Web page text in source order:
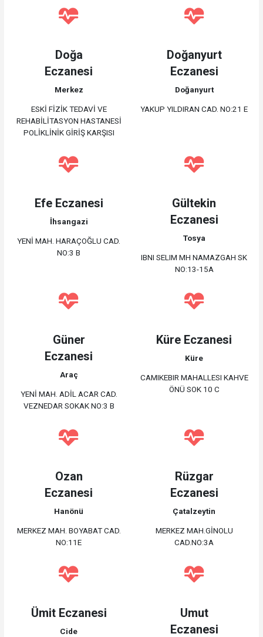
Doğa
Eczanesi
Merkez
ESKİ FİZİK TEDAVİ VE
REHABİLİTASYON HASTANESİ
POLİKLİNİK GİRİŞ KARŞISI
Doğanyurt
Eczanesi
Doğanyurt
YAKUP YILDIRAN CAD. NO:21 E
Efe Eczanesi
İhsangazi
YENİ MAH. HARAÇOĞLU CAD.
NO:3 B
Gültekin
Eczanesi
Tosya
IBNI SELIM MH NAMAZGAH SK
NO:13-15A
Güner
Eczanesi
Araç
YENİ MAH. ADİL ACAR CAD.
VEZNEDAR SOKAK NO:3 B
Küre Eczanesi
Küre
CAMIKEBIR MAHALLESI KAHVE
ÖNÜ SOK 10 C
Ozan
Eczanesi
Hanönü
MERKEZ MAH. BOYABAT CAD.
NO:11E
Rüzgar
Eczanesi
Çatalzeytin
MERKEZ MAH.GİNOLU
CAD.NO:3A
Ümit Eczanesi
Cide
Umut
Eczanesi